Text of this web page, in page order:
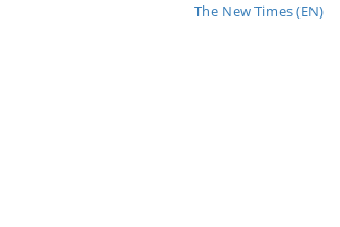
The New Times (EN)